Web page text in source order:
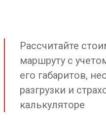
Рассчитайте
маршруту с
его габаритов,
разгрузки и
калькуляторе